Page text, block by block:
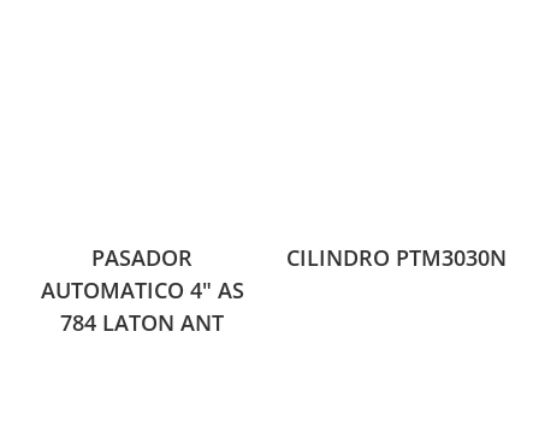
PASADOR
AUTOMATICO 4″ AS
784 LATON ANT
CILINDRO PTM3030N